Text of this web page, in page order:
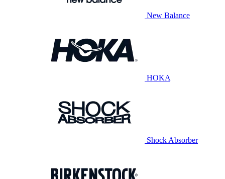
New Balance
HOKA
Shock Absorber